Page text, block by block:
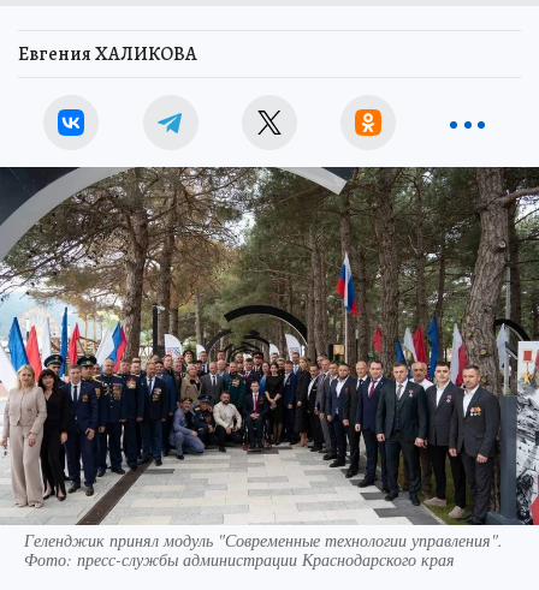
Евгения ХАЛИКОВА
Геленджик принял модуль "Современные технологии управления".
Фото: пресс-службы администрации Краснодарского края